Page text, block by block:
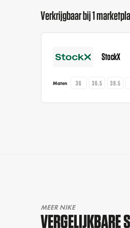
Verkrijgbaar bij 1
StockX
Maten 36 36.5 38.5
MEER NIKE
VERGELIJKBARE